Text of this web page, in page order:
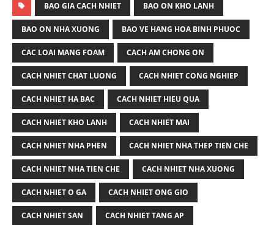
BAO GIA CACH NHIET BAO ON KHO LANH
BAO ON NHA XUONG BAO VE HANG HOA BINH PHUOC
CAC LOAI MANG FOAM CACH AM CHONG ON
CACH NHIET CHAT LUONG CACH NHIET CONG NGHIEP
CACH NHIET HA BAC CACH NHIET HIEU QUA
CACH NHIET KHO LANH CACH NHIET MAI
CACH NHIET NHA PHEN CACH NHIET NHA THEP TIEN CHE
CACH NHIET NHA TIEN CHE CACH NHIET NHA XUONG
CACH NHIET O GA CACH NHIET ONG GIO
CACH NHIET SAN CACH NHIET TANG AP